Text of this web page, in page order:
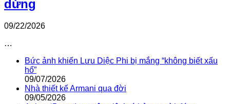
dừng
09/22/2026
…
Bức ảnh khiến Lưu Diệc Phi bị mắng “không biết xấu
hổ”
09/07/2026
Nhà thiết kế Armani qua đời
09/05/2026